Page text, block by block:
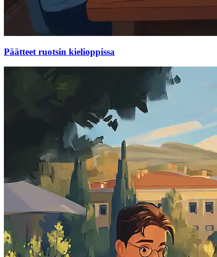
Päätteet ruotsin kielioppissa